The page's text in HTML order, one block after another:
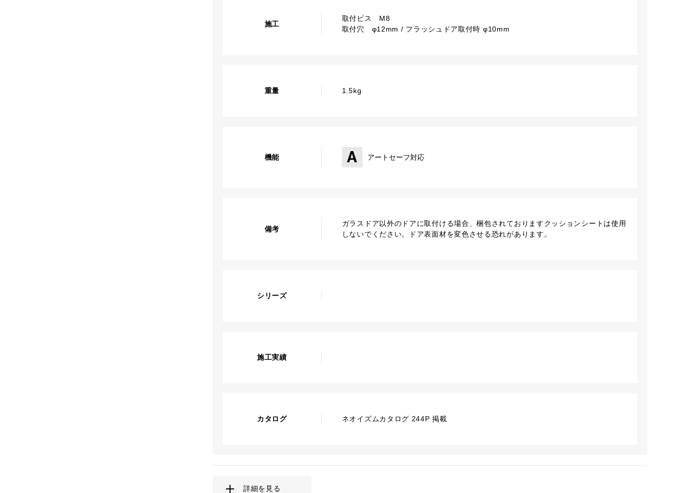
施工
取付ビス M8
取付穴 φ12mm / フラッシュドア取付時 φ10mm
重量 1.5kg
機能 アートセーフ対応
備考
ガラスドア以外のドアに取付ける場合、梱包されておりますクッションシートは使用
しないでください。ドア表面材を変色させる恐れがあります。
シリーズ
施工実績
カタログ ネオイズムカタログ 244P 掲載
詳細を見る